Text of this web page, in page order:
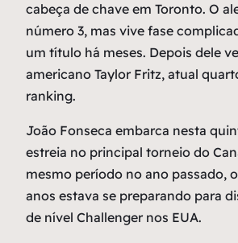
cabeça de chave em Toronto. O
número 3, mas vive fase
um título há meses. Depois dele
americano Taylor Fritz, atual
ranking.
João Fonseca embarca nesta
estreia no principal torneio do
mesmo período no ano passado,
anos estava se preparando para
de nível Challenger nos EUA.